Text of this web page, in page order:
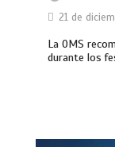
21 de
La OMS
durante los